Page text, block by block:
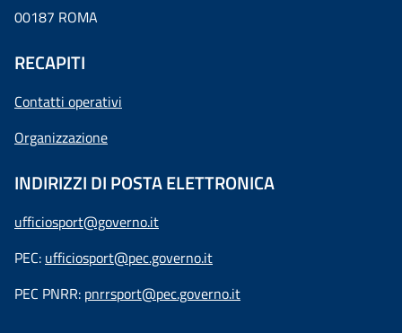
00187 ROMA
RECAPITI
Contatti operativi
Organizzazione
INDIRIZZI DI POSTA ELETTRONICA
ufficiosport@governo.it
PEC: ufficiosport@pec.governo.it
PEC PNRR: pnrrsport@pec.governo.it